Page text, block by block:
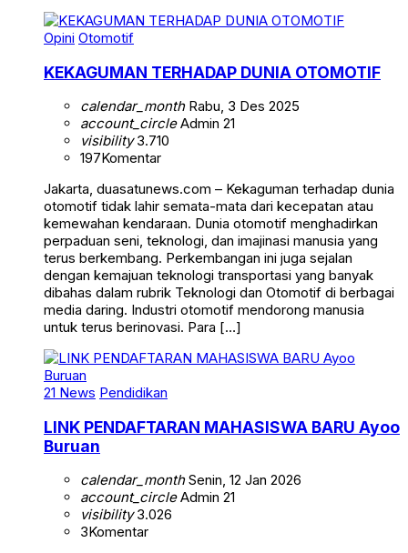
Opini Otomotif
KEKAGUMAN TERHADAP DUNIA OTOMOTIF
calendar_monthRabu, 3 Des 2025
account_circleAdmin 21
visibility3.710
197Komentar
Jakarta, duasatunews.com – Kekaguman terhadap dunia
otomotif tidak lahir semata-mata dari kecepatan atau
kemewahan kendaraan. Dunia otomotif menghadirkan
perpaduan seni, teknologi, dan imajinasi manusia yang
terus berkembang. Perkembangan ini juga sejalan
dengan kemajuan teknologi transportasi yang banyak
dibahas dalam rubrik Teknologi dan Otomotif di berbagai
media daring. Industri otomotif mendorong manusia
untuk terus berinovasi. Para […]
21 News Pendidikan
LINK PENDAFTARAN MAHASISWA BARU Ayoo
Buruan
calendar_monthSenin, 12 Jan 2026
account_circleAdmin 21
visibility3.026
3Komentar